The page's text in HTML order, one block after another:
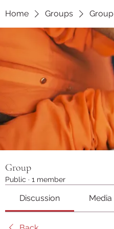
Home Groups Group
Group
Public · 1 member
Discussion Media